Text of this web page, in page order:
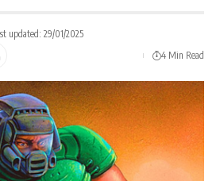
updated: 29/01/2025
4 Min Read